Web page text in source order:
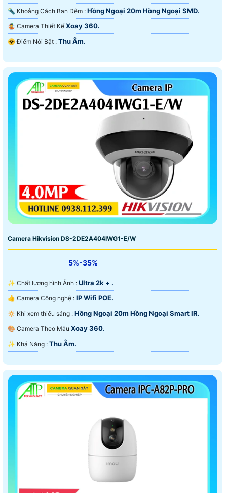
🔦 Khoảng Cách Ban Đêm : Hồng Ngoại 20m Hồng Ngoại SMD.
🤹 Camera Thiết Kế Xoay 360.
️☣️ Điểm Nỗi Bật : Thu Âm.
Camera Hikvision DS-2DE2A404IWG1-E/W
5%-35%
✨ Chất lượng hình Ảnh : Ultra 2k + .
👍 Camera Công nghệ : IP Wifi POE.
🔅 Khi xem thiếu sáng : Hồng Ngoại 20m Hồng Ngoại Smart IR.
🎨 Camera Theo Mẫu Xoay 360.
️✨ Khả Năng : Thu Âm.